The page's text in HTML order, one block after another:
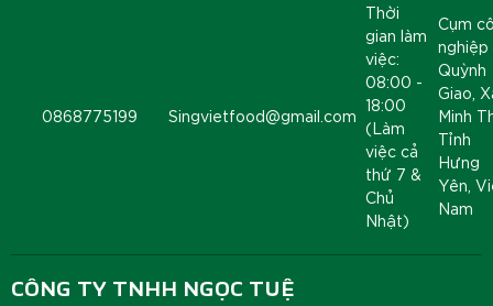
0868775199 Singvietfood@gmail.com
Thời
gian làm
việc:
08:00 -
18:00
(Làm
việc cả
thứ 7 &
Chủ
Nhật)
Cụm
nghiệp
Quỳnh
Giao,
Minh
Tỉnh
Hưng
Yên,
Nam
CÔNG TY TNHH NGỌC TUỆ